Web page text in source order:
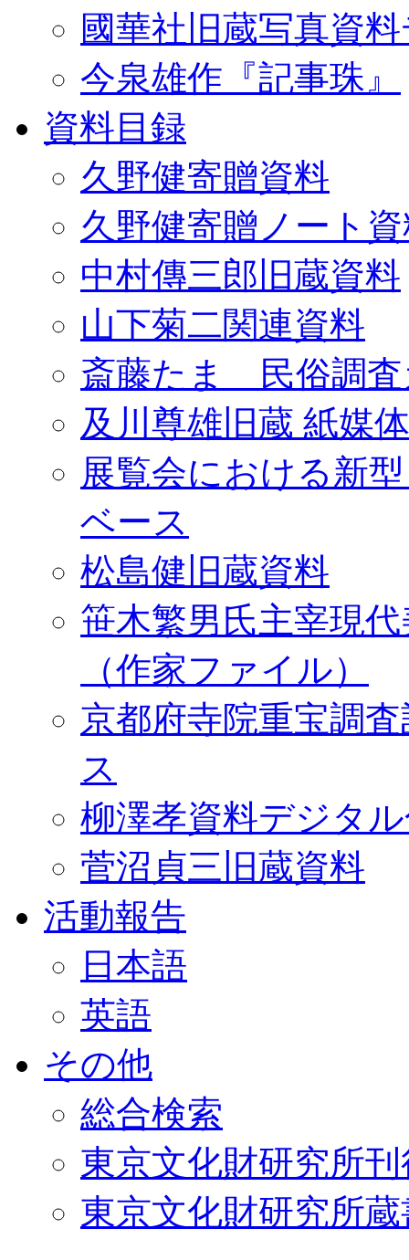
國華社旧蔵写真資
今泉雄作『記事珠』
資料目録
久野健寄贈資料
久野健寄贈ノート
中村傳三郎旧蔵資料
山下菊二関連資料
斎藤たま 民俗調査
及川尊雄旧蔵 紙媒
展覧会における新
ベース
松島健旧蔵資料
笹木繁男氏主宰現
（作家ファイル）
京都府寺院重宝調
ス
柳澤孝資料デジタ
菅沼貞三旧蔵資料
活動報告
日本語
英語
その他
総合検索
東京文化財研究所
東京文化財研究所